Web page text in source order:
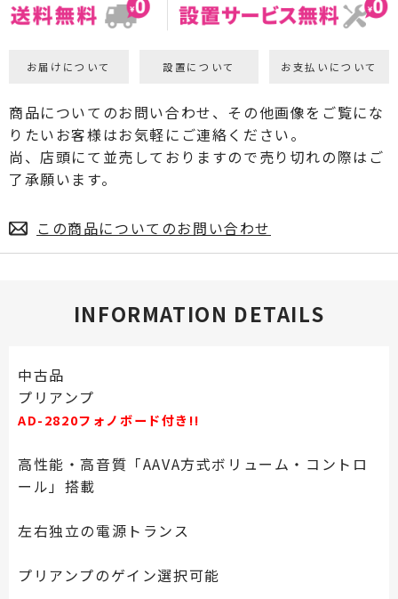
お届けについて 設置について お支払いについて
商品についてのお問い合わせ、その他画像をご覧にな
りたいお客様はお気軽にご連絡ください。
尚、店頭にて並売しておりますので売り切れの際はご
了承願います。
この商品についてのお問い合わせ
INFORMATION DETAILS
中古品
プリアンプ
AD-2820フォノボード付き!!
高性能・高音質「AAVA方式ボリューム・コントロ
ール」搭載
左右独立の電源トランス
プリアンプのゲイン選択可能